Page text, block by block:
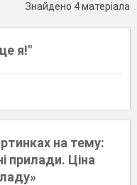
Знайдено 4 матеріала
я!"
на тему:
прилади. Ціна